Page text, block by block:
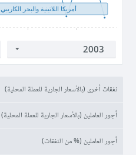
أمريكا اللاتينية والبحر الكاريبي
نفقات أخرى (بالأسعار الجارية للعملة المحلية)
أجور العاملين (بالأسعار الجارية للعملة المحلية)
أجور العاملين (% من النفقات)